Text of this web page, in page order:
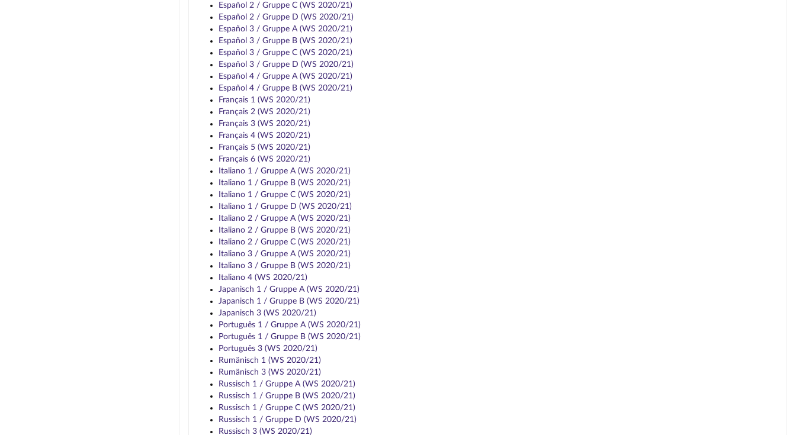
Español 2 / Gruppe C (WS 2020/21)
Español 2 / Gruppe D (WS 2020/21)
Español 3 / Gruppe A (WS 2020/21)
Español 3 / Gruppe B (WS 2020/21)
Español 3 / Gruppe C (WS 2020/21)
Español 3 / Gruppe D (WS 2020/21)
Español 4 / Gruppe A (WS 2020/21)
Español 4 / Gruppe B (WS 2020/21)
Français 1 (WS 2020/21)
Français 2 (WS 2020/21)
Français 3 (WS 2020/21)
Français 4 (WS 2020/21)
Français 5 (WS 2020/21)
Français 6 (WS 2020/21)
Italiano 1 / Gruppe A (WS 2020/21)
Italiano 1 / Gruppe B (WS 2020/21)
Italiano 1 / Gruppe C (WS 2020/21)
Italiano 1 / Gruppe D (WS 2020/21)
Italiano 2 / Gruppe A (WS 2020/21)
Italiano 2 / Gruppe B (WS 2020/21)
Italiano 2 / Gruppe C (WS 2020/21)
Italiano 3 / Gruppe A (WS 2020/21)
Italiano 3 / Gruppe B (WS 2020/21)
Italiano 4 (WS 2020/21)
Japanisch 1 / Gruppe A (WS 2020/21)
Japanisch 1 / Gruppe B (WS 2020/21)
Japanisch 3 (WS 2020/21)
Português 1 / Gruppe A (WS 2020/21)
Português 1 / Gruppe B (WS 2020/21)
Português 3 (WS 2020/21)
Rumänisch 1 (WS 2020/21)
Rumänisch 3 (WS 2020/21)
Russisch 1 / Gruppe A (WS 2020/21)
Russisch 1 / Gruppe B (WS 2020/21)
Russisch 1 / Gruppe C (WS 2020/21)
Russisch 1 / Gruppe D (WS 2020/21)
Russisch 3 (WS 2020/21)